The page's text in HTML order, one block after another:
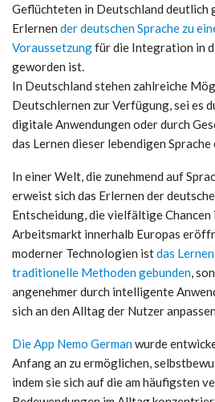
Geflüchteten in Deutschland deutlich
Erlernen der deutschen Sprache zu
Voraussetzungfür die Integration in
geworden ist.
In Deutschland stehen zahlreiche
Deutschlernen zur Verfügung, sei es
digitale Anwendungen oder durch
das Lernen dieser lebendigen
In einer Welt, die zunehmend auf
erweist sich das Erlernen der
Entscheidung, die vielfältige Chancen
Arbeitsmarkt innerhalb Europas
moderner Technologien istdas
traditionelle Methoden gebunden,
angenehmer durch intelligente
sich an den Alltag der Nutzer
Die App Nemo Germanwurde
Anfang an zu ermöglichen,
indem sie sich auf die am häufigsten